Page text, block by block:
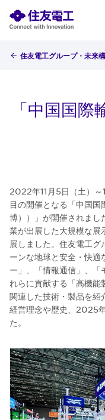
住友電工グループ・未来
「中国国
2022年11月5日（土）
目の開催となる「中国
博））」が開催されま
業が出展した大規模な展
展しました。住友電工
ーンな地球と安全・快
ー」、「情報通信」、「
れらに貢献する「高機能
関連した技術・製品を紹
経営理念や歴史、2025
た。